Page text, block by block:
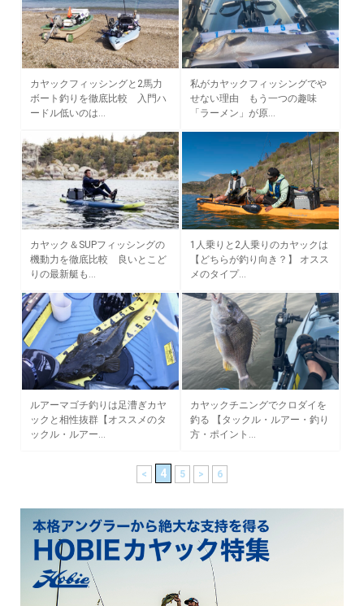
カヤックフィッシングと2馬力
ボート釣りを徹底比較 入門ハ
ードル低いのは…
私がカヤックフィッシングでや
せない理由 もう一つの趣味
「ラーメン」が原…
カヤック＆SUPフィッシングの
機動力を徹底比較 良いとこど
りの最新艇も…
1人乗りと2人乗りのカヤックは
【どちらが釣り向き？】 オスス
メのタイプ…
ルアーマゴチ釣りは足漕ぎカヤ
ックと相性抜群【オススメのタ
ックル・ルアー…
カヤックチニングでクロダイを
釣る 【タックル・ルアー・釣り
方・ポイント…
< 4 5 > 6